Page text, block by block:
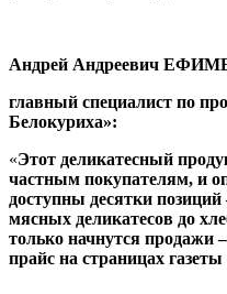
Андрей Андреевич
главный специалист по
Белокуриха»:
«Этот деликатесный
частным покупателям, и
доступны десятки
мясных деликатесов до
только начнутся продажи
прайс на страницах